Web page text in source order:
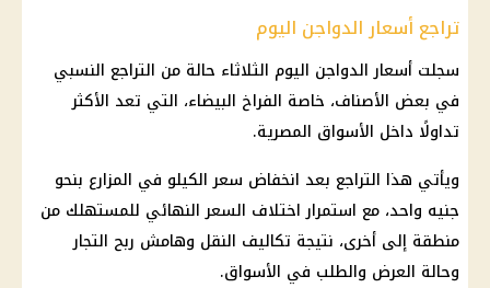
تراجع أسعار الدواجن اليوم
سجلت أسعار الدواجن اليوم الثلاثاء حالة من التراجع النسبي
في بعض الأصناف، خاصة الفراخ البيضاء، التي تعد الأكثر
تداولًا داخل الأسواق المصرية.
ويأتي هذا التراجع بعد انخفاض سعر الكيلو في المزارع بنحو
جنيه واحد، مع استمرار اختلاف السعر النهائي للمستهلك من
منطقة إلى أخرى، نتيجة تكاليف النقل وهامش ربح التجار
وحالة العرض والطلب في الأسواق.